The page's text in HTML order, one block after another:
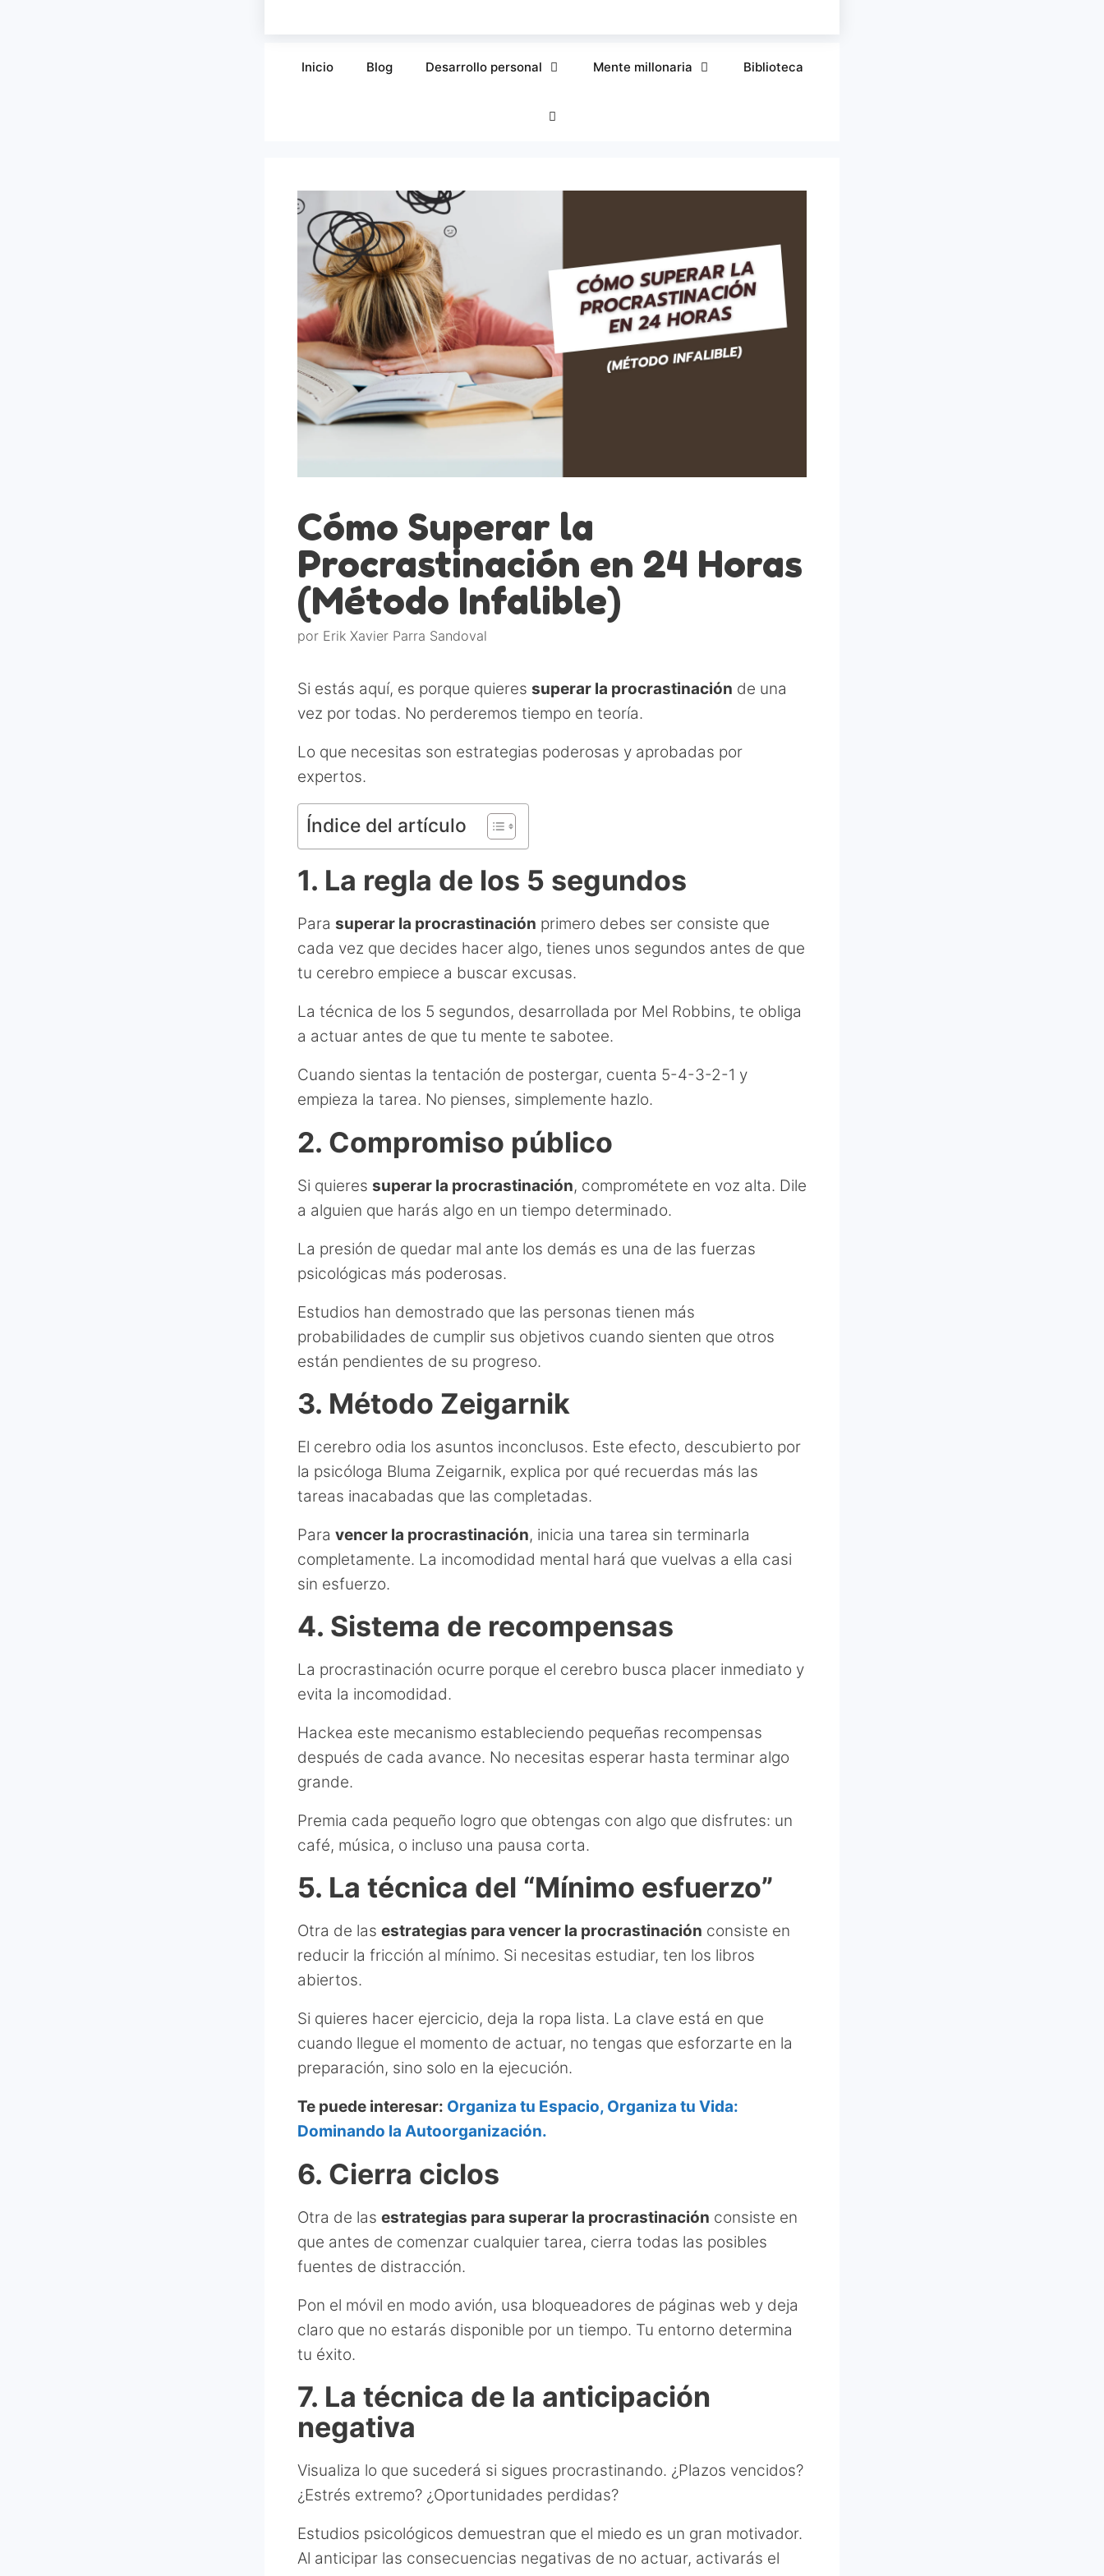
Inicio Blog Desarrollo personal Mente millonaria Biblioteca
Cómo Superar la
Procrastinación en 24 Horas
(Método Infalible)
por Erik Xavier Parra Sandoval
Si estás aquí, es porque quieres superar la procrastinación de una
vez por todas. No perderemos tiempo en teoría.
Lo que necesitas son estrategias poderosas y aprobadas por
expertos.
Índice del artículo
1. La regla de los 5 segundos
Para superar la procrastinación primero debes ser consiste que
cada vez que decides hacer algo, tienes unos segundos antes de que
tu cerebro empiece a buscar excusas.
La técnica de los 5 segundos, desarrollada por Mel Robbins, te obliga
a actuar antes de que tu mente te sabotee.
Cuando sientas la tentación de postergar, cuenta 5-4-3-2-1 y
empieza la tarea. No pienses, simplemente hazlo.
2. Compromiso público
Si quieres superar la procrastinación, comprométete en voz alta. Dile
a alguien que harás algo en un tiempo determinado.
La presión de quedar mal ante los demás es una de las fuerzas
psicológicas más poderosas.
Estudios han demostrado que las personas tienen más
probabilidades de cumplir sus objetivos cuando sienten que otros
están pendientes de su progreso.
3. Método Zeigarnik
El cerebro odia los asuntos inconclusos. Este efecto, descubierto por
la psicóloga Bluma Zeigarnik, explica por qué recuerdas más las
tareas inacabadas que las completadas.
Para vencer la procrastinación, inicia una tarea sin terminarla
completamente. La incomodidad mental hará que vuelvas a ella casi
sin esfuerzo.
4. Sistema de recompensas
La procrastinación ocurre porque el cerebro busca placer inmediato y
evita la incomodidad.
Hackea este mecanismo estableciendo pequeñas recompensas
después de cada avance. No necesitas esperar hasta terminar algo
grande.
Premia cada pequeño logro que obtengas con algo que disfrutes: un
café, música, o incluso una pausa corta.
5. La técnica del “Mínimo esfuerzo”
Otra de las estrategias para vencer la procrastinación consiste en
reducir la fricción al mínimo. Si necesitas estudiar, ten los libros
abiertos.
Si quieres hacer ejercicio, deja la ropa lista. La clave está en que
cuando llegue el momento de actuar, no tengas que esforzarte en la
preparación, sino solo en la ejecución.
Te puede interesar: Organiza tu Espacio, Organiza tu Vida:
Dominando la Autoorganización.
6. Cierra ciclos
Otra de las estrategias para superar la procrastinación consiste en
que antes de comenzar cualquier tarea, cierra todas las posibles
fuentes de distracción.
Pon el móvil en modo avión, usa bloqueadores de páginas web y deja
claro que no estarás disponible por un tiempo. Tu entorno determina
tu éxito.
7. La técnica de la anticipación
negativa
Visualiza lo que sucederá si sigues procrastinando. ¿Plazos vencidos?
¿Estrés extremo? ¿Oportunidades perdidas?
Estudios psicológicos demuestran que el miedo es un gran motivador.
Al anticipar las consecuencias negativas de no actuar, activarás el